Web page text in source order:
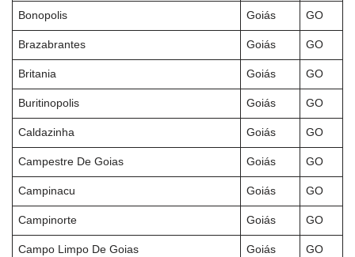
Bonopolis Goiás GO
Brazabrantes Goiás GO
Britania Goiás GO
Buritinopolis Goiás GO
Caldazinha Goiás GO
Campestre De Goias Goiás GO
Campinacu Goiás GO
Campinorte Goiás GO
Campo Limpo De Goias Goiás GO